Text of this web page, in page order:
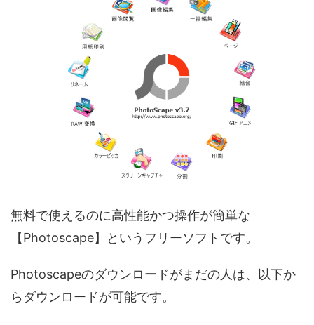
無料で使えるのに高性能かつ操作が簡単な
【Photoscape】というフリーソフトです。
Photoscapeのダウンロードがまだの人は、以下か
らダウンロードが可能です。